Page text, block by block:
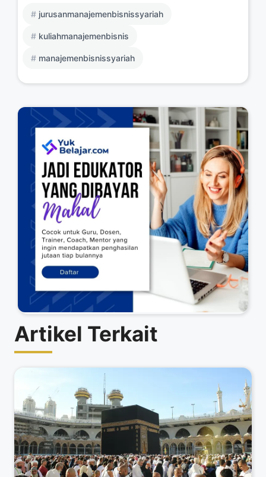
jurusanmanajemenbisnissyariah
kuliahmanajemenbisnis
manajemenbisnissyariah
Artikel Terkait